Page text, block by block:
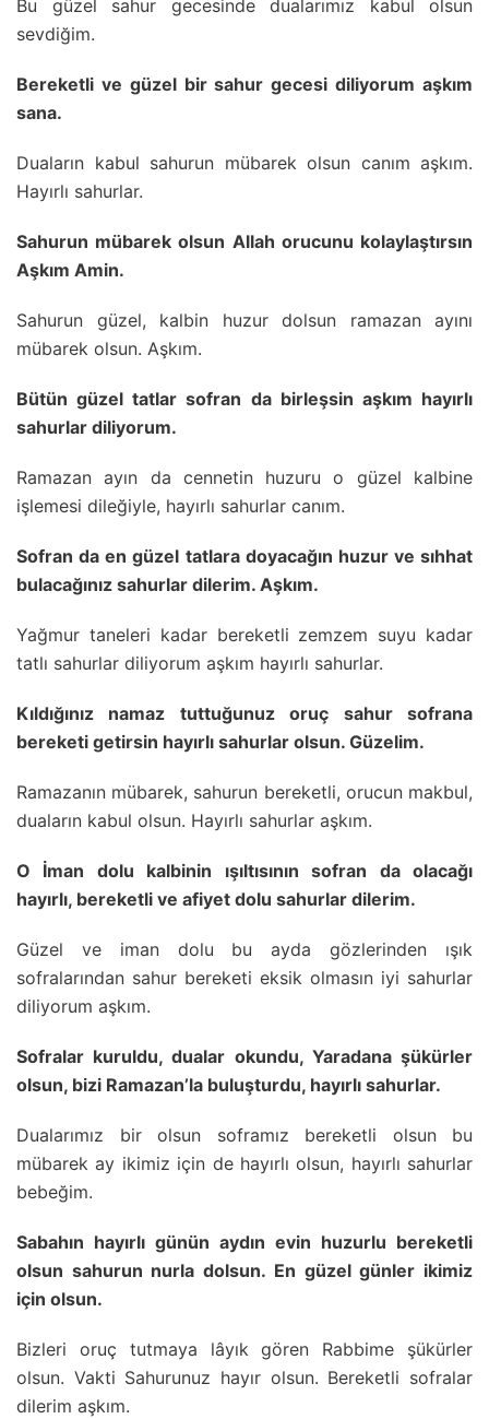
Bu güzel sahur gecesinde dualarımız kabul olsun
sevdiğim.
Bereketli ve güzel bir sahur gecesi diliyorum aşkım
sana.
Duaların kabul sahurun mübarek olsun canım aşkım.
Hayırlı sahurlar.
Sahurun mübarek olsun Allah orucunu kolaylaştırsın
Aşkım Amin.
Sahurun güzel, kalbin huzur dolsun ramazan ayını
mübarek olsun. Aşkım.
Bütün güzel tatlar sofran da birleşsin aşkım hayırlı
sahurlar diliyorum.
Ramazan ayın da cennetin huzuru o güzel kalbine
işlemesi dileğiyle, hayırlı sahurlar canım.
Sofran da en güzel tatlara doyacağın huzur ve sıhhat
bulacağınız sahurlar dilerim. Aşkım.
Yağmur taneleri kadar bereketli zemzem suyu kadar
tatlı sahurlar diliyorum aşkım hayırlı sahurlar.
Kıldığınız namaz tuttuğunuz oruç sahur sofrana
bereketi getirsin hayırlı sahurlar olsun. Güzelim.
Ramazanın mübarek, sahurun bereketli, orucun makbul,
duaların kabul olsun. Hayırlı sahurlar aşkım.
O İman dolu kalbinin ışıltısının sofran da olacağı
hayırlı, bereketli ve afiyet dolu sahurlar dilerim.
Güzel ve iman dolu bu ayda gözlerinden ışık
sofralarından sahur bereketi eksik olmasın iyi sahurlar
diliyorum aşkım.
Sofralar kuruldu, dualar okundu, Yaradana şükürler
olsun, bizi Ramazan’la buluşturdu, hayırlı sahurlar.
Dualarımız bir olsun soframız bereketli olsun bu
mübarek ay ikimiz için de hayırlı olsun, hayırlı sahurlar
bebeğim.
Sabahın hayırlı günün aydın evin huzurlu bereketli
olsun sahurun nurla dolsun. En güzel günler ikimiz
için olsun.
Bizleri oruç tutmaya lâyık gören Rabbime şükürler
olsun. Vakti Sahurunuz hayır olsun. Bereketli sofralar
dilerim aşkım.